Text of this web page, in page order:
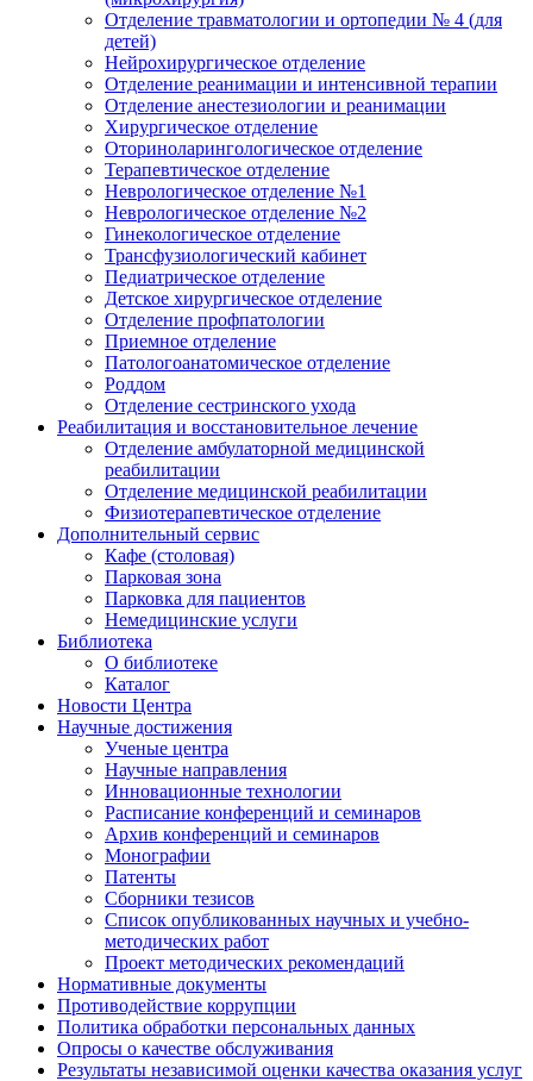
Отделение травматологии и ортопедии № 4 (для
детей)
Нейрохирургическое отделение
Отделение реанимации и интенсивной терапии
Отделение анестезиологии и реанимации
Хирургическое отделение
Оториноларингологическое отделение
Терапевтическое отделение
Неврологическое отделение №1
Неврологическое отделение №2
Гинекологическое отделение
Трансфузиологический кабинет
Педиатрическое отделение
Детское хирургическое отделение
Отделение профпатологии
Приемное отделение
Патологоанатомическое отделение
Роддом
Отделение сестринского ухода
Реабилитация и восстановительное лечение
Отделение амбулаторной медицинской
реабилитации
Отделение медицинской реабилитации
Физиотерапевтическое отделение
Дополнительный сервис
Кафе (столовая)
Парковая зона
Парковка для пациентов
Немедицинские услуги
Библиотека
О библиотеке
Каталог
Новости Центра
Научные достижения
Ученые центра
Научные направления
Инновационные технологии
Расписание конференций и семинаров
Архив конференций и семинаров
Монографии
Патенты
Сборники тезисов
Список опубликованных научных и учебно-
методических работ
Проект методических рекомендаций
Нормативные документы
Противодействие коррупции
Политика обработки персональных данных
Опросы о качестве обслуживания
Результаты независимой оценки качества оказания услуг